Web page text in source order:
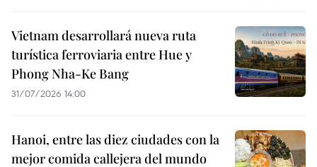
Vietnam desarrollará nueva ruta
turística ferroviaria entre Hue y
Phong Nha-Ke Bang
31/07/2026 14:00
Hanoi, entre las diez ciudades con la
mejor comida callejera del mundo